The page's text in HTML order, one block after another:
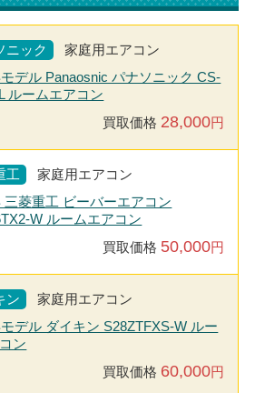
ニック
家庭用エアコン
デル Panaosnic パナソニック CS-
ルームエアコン
買取価格 28,000円
工
家庭用エアコン
三菱重工 ビーバーエアコン
W ルームエアコン
買取価格 50,000円
ン
家庭用エアコン
デル ダイキン S28ZTFXS-W ルー
ン
買取価格 60,000円